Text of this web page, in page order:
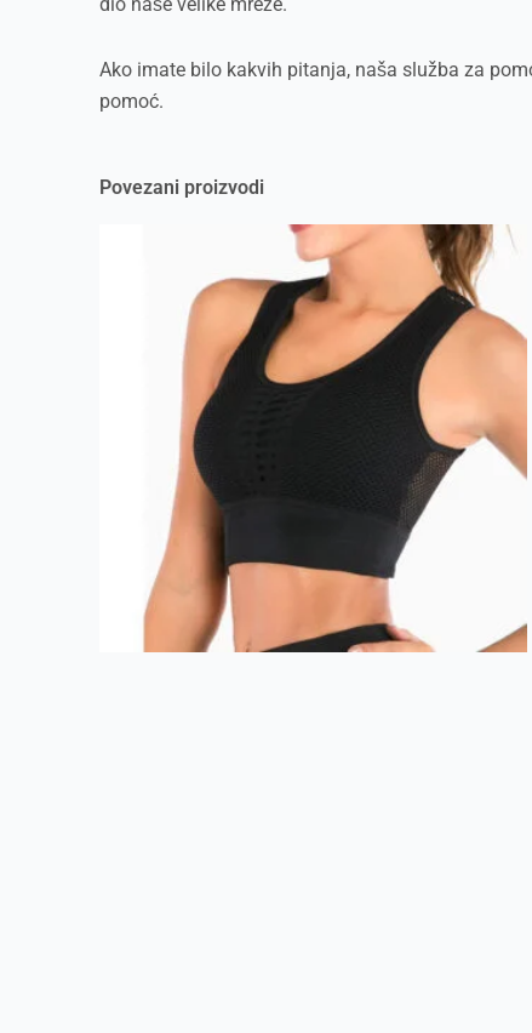
Ako imate bilo kakvih pitanja, naša služba za
pomoć.
Povezani proizvodi